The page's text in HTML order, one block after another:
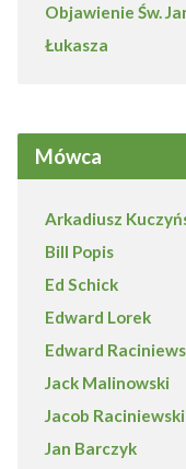
Objawienie Św.
Łukasza
Mówca
Arkadiusz
Bill Popis
Ed Schick
Edward Lorek
Edward
Jack Malinowski
Jacob Raciniewski
Jan Barczyk